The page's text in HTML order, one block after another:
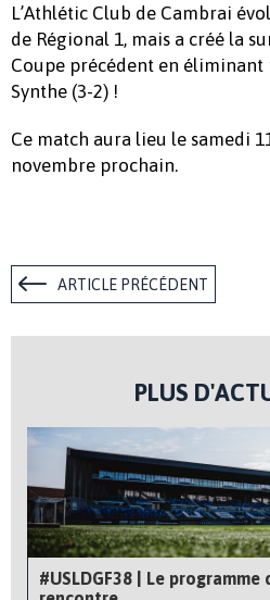
L’Athlétic Club de Cambrai
de Régional 1, mais a créé la
Coupe précédent en éliminant
Synthe (3-2) !
Ce match aura lieu le samedi
novembre prochain.
ARTICLE PRÉCÉDENT
PLUS
#USLDGF38 | Le